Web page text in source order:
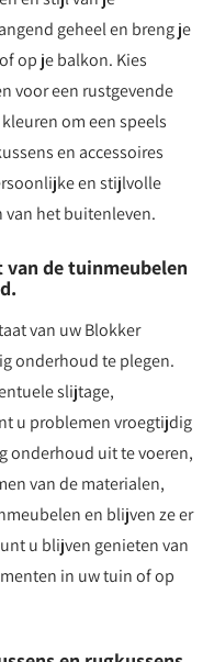
geheel en breng je
op je balkon. Kies
voor een rustgevende
om een speels
en accessoires
en stijlvolle
van het buitenleven.
de tuinmeubelen
van uw Blokker
onderhoud te plegen.
slijtage,
u problemen vroegtijdig
onderhoud uit te voeren,
van de materialen,
en blijven ze er
u blijven genieten van
in uw tuin of op